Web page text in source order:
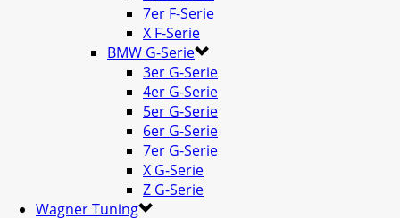
7er F-Serie
X F-Serie
BMW G-Serie
3er G-Serie
4er G-Serie
5er G-Serie
6er G-Serie
7er G-Serie
X G-Serie
Z G-Serie
Wagner Tuning